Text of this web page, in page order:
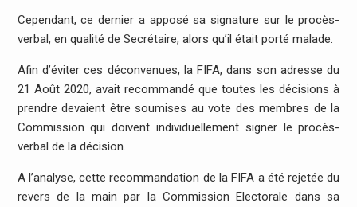
Cependant, ce dernier a apposé sa signature sur le procès-
verbal, en qualité de Secrétaire, alors qu’il était porté malade.
Afin d’éviter ces déconvenues, la FIFA, dans son adresse du
21 Août 2020, avait recommandé que toutes les décisions à
prendre devaient être soumises au vote des membres de la
Commission qui doivent individuellement signer le procès-
verbal de la décision.
A l’analyse, cette recommandation de la FIFA a été rejetée du
revers de la main par la Commission Electorale dans sa